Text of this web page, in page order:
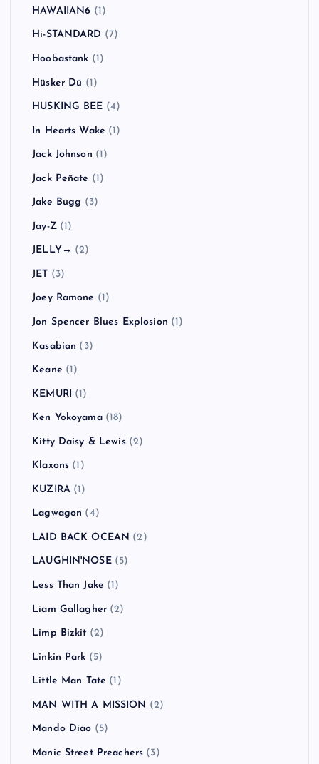
HAWAIIAN6 (1)
Hi-STANDARD (7)
Hoobastank (1)
Hüsker Dü (1)
HUSKING BEE (4)
In Hearts Wake (1)
Jack Johnson (1)
Jack Peñate (1)
Jake Bugg (3)
Jay-Z(1)
JELLY→ (2)
JET (3)
Joey Ramone (1)
Jon Spencer Blues Explosion (1)
Kasabian (3)
Keane (1)
KEMURI (1)
Ken Yokoyama(18)
Kitty Daisy & Lewis(2)
Klaxons (1)
KUZIRA(1)
Lagwagon (4)
LAID BACK OCEAN (2)
LAUGHIN'NOSE(5)
Less Than Jake (1)
Liam Gallagher (2)
Limp Bizkit (2)
Linkin Park (5)
Little Man Tate (1)
MAN WITH A MISSION (2)
Mando Diao (5)
Manic Street Preachers (3)